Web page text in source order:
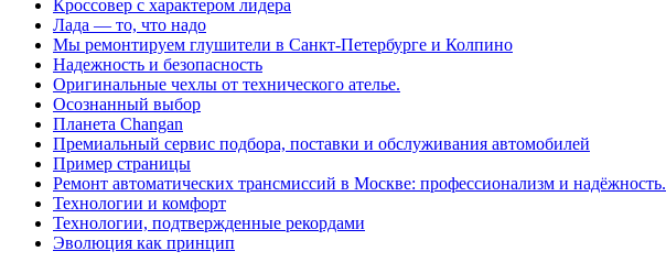
Кроссовер с характером лидера
Лада — то, что надо
Мы ремонтируем глушители в Санкт-Петербурге и Колпино
Надежность и безопасность
Оригинальные чехлы от технического ателье.
Осознанный выбор
Планета Changan
Премиальный сервис подбора, поставки и обслуживания автомобилей
Пример страницы
Ремонт автоматических трансмиссий в Москве: профессионализм и надёжность.
Технологии и комфорт
Технологии, подтвержденные рекордами
Эволюция как принцип